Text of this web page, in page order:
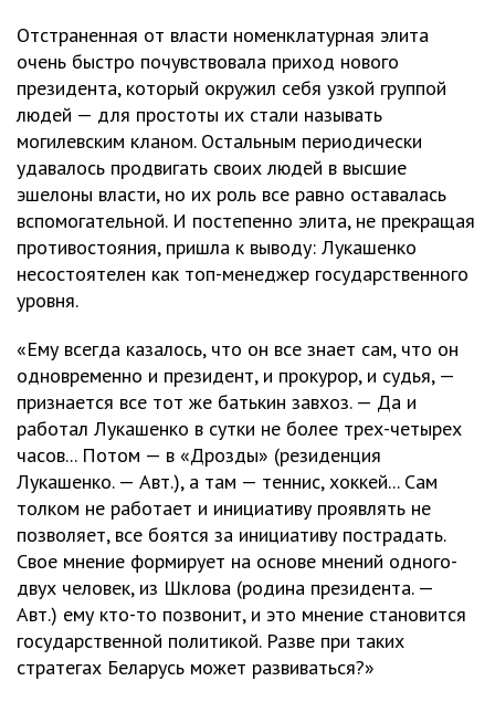
Отстраненная от власти номенклатурная элита
очень быстро почувствовала приход нового
президента, который окружил себя узкой группой
людей — для простоты их стали называть
могилевским кланом. Остальным периодически
удавалось продвигать своих людей в высшие
эшелоны власти, но их роль все равно оставалась
вспомогательной. И постепенно элита, не прекращая
противостояния, пришла к выводу: Лукашенко
несостоятелен как топ-менеджер государственного
уровня.
«Ему всегда казалось, что он все знает сам, что он
одновременно и президент, и прокурор, и судья, —
признается все тот же батькин завхоз. — Да и
работал Лукашенко в сутки не более трех-четырех
часов... Потом — в «Дрозды» (резиденция
Лукашенко. — Авт.), а там — теннис, хоккей... Сам
толком не работает и инициативу проявлять не
позволяет, все боятся за инициативу пострадать.
Свое мнение формирует на основе мнений одного-
двух человек, из Шклова (родина президента. —
Авт.) ему кто-то позвонит, и это мнение становится
государственной политикой. Разве при таких
стратегах Беларусь может развиваться?»